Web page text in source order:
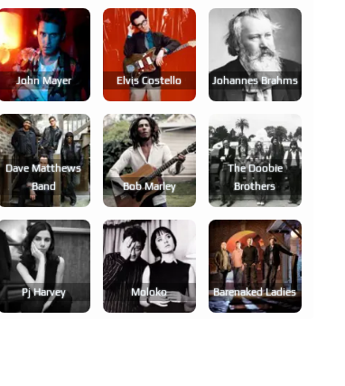
John Mayer Elvis Costello Johannes Brahms
Dave Matthews
Band
Bob Marley
The Doobie
Brothers
Pj Harvey Moloko Barenaked Ladies